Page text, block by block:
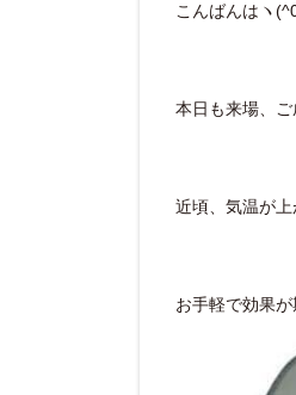
こんばんはヽ
本日も来場、
近頃、気温が
お手軽で効果